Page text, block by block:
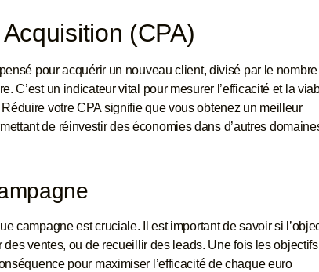
(CPA)
pour acquérir un nouveau client, divisé par le
C’est un indicateur vital pour mesurer l’efficacité et la
votre CPA signifie que vous obtenez un meilleur
de réinvestir des économies dans d’autres
campagne est cruciale. Il est important de savoir si
ventes, ou de recueillir des leads. Une fois les objectifs
pour maximiser l’efficacité de chaque euro